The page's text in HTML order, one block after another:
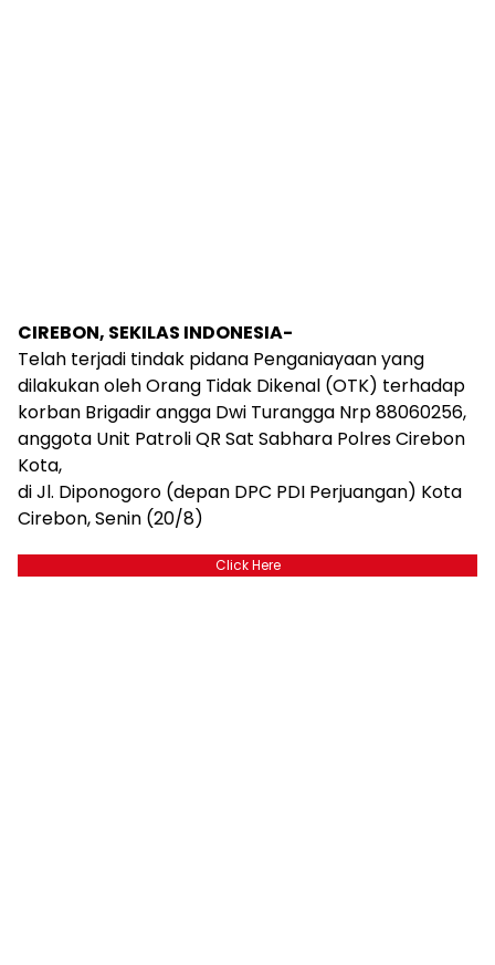
CIREBON, SEKILAS INDONESIA-
Telah terjadi tindak pidana Penganiayaan yang
dilakukan oleh Orang Tidak Dikenal (OTK) terhadap
korban Brigadir angga Dwi Turangga Nrp 88060256,
anggota Unit Patroli QR Sat Sabhara Polres Cirebon
Kota,
di Jl. Diponogoro (depan DPC PDI Perjuangan) Kota
Cirebon, Senin (20/8)
Click Here